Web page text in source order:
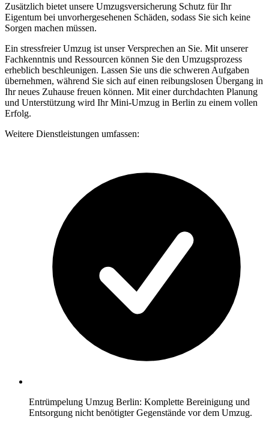
Zusätzlich bietet unsere Umzugsversicherung Schutz für Ihr
Eigentum bei unvorhergesehenen Schäden, sodass Sie sich keine
Sorgen machen müssen.
Ein stressfreier Umzug ist unser Versprechen an Sie. Mit unserer
Fachkenntnis und Ressourcen können Sie den Umzugsprozess
erheblich beschleunigen. Lassen Sie uns die schweren Aufgaben
übernehmen, während Sie sich auf einen reibungslosen Übergang in
Ihr neues Zuhause freuen können. Mit einer durchdachten Planung
und Unterstützung wird Ihr Mini-Umzug in Berlin zu einem vollen
Erfolg.
Weitere Dienstleistungen umfassen:
Entrümpelung Umzug Berlin: Komplette Bereinigung und
Entsorgung nicht benötigter Gegenstände vor dem Umzug.